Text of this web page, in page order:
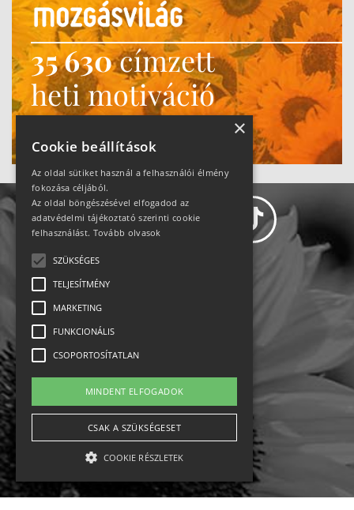
35 630címzett
heti motiváció
Ne maradj le!
Impresszum-kapcsolat
Jogi nyilatkozat
Rólunk
English
×
Cookie beállítások
Az oldal sütiket használ a felhasználói élmény
fokozása céljából.
Az oldal böngészésével elfogadod az
adatvédelmi tájékoztató szerinti cookie
felhasználást. Tovább olvasok
SZÜKSÉGES
TELJESÍTMÉNY
MARKETING
FUNKCIONÁLIS
CSOPORTOSÍTATLAN
MINDENT ELFOGADOK
CSAK A SZÜKSÉGESET
COOKIE RÉSZLETEK